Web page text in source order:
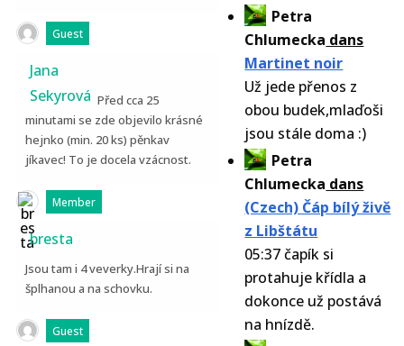
Petra
Chlumecka dans
Martinet noir
Už jede přenos z
obou budek,mlaďoši
jsou stále doma :)
Petra
Chlumecka dans
(Czech) Čáp bílý živě
z Libštátu
05:37 čapík si
protahuje křídla a
dokonce už postává
na hnízdě.
Guest
Jana
Sekyrová Před cca 25
minutami se zde objevilo krásné
hejnko (min. 20 ks) pěnkav
jíkavec! To je docela vzácnost.
Member
bresta
Jsou tam i 4 veverky.Hrají si na
šplhanou a na schovku.
Guest